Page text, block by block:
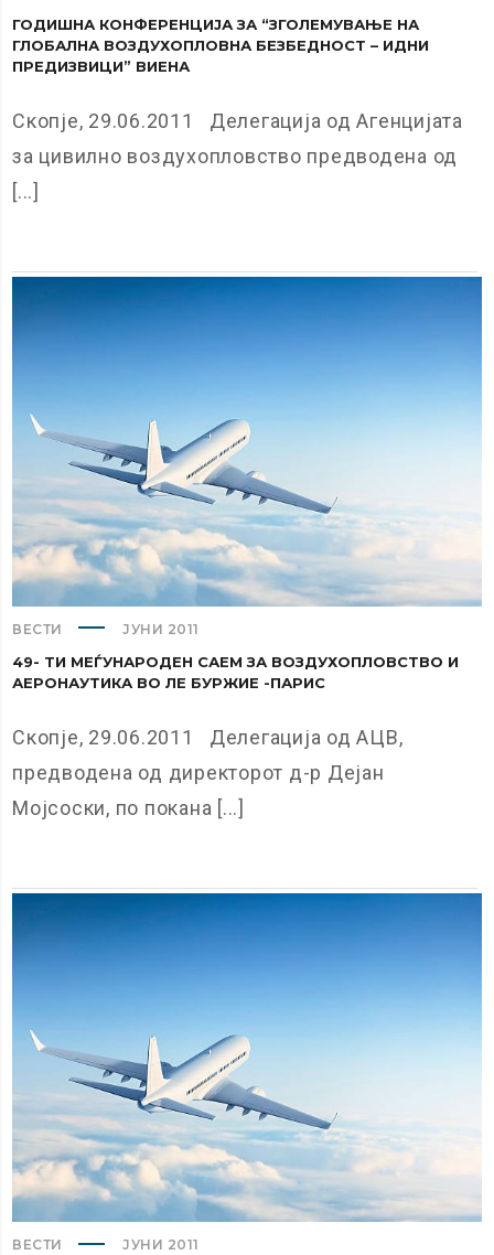
ГОДИШНА КОНФЕРЕНЦИЈА ЗА “ЗГОЛЕМУВАЊЕ НА
ГЛОБАЛНА ВОЗДУХОПЛОВНА БЕЗБЕДНОСТ – ИДНИ
ПРЕДИЗВИЦИ” ВИЕНА
Скопје, 29.06.2011 Делегација од Агенцијата
за цивилно воздухопловство предводена од
[...]
ВЕСТИ ЈУНИ 2011
49- ТИ МЕЃУНАРОДЕН САЕМ ЗА ВОЗДУХОПЛОВСТВО И
АЕРОНАУТИКА ВО ЛЕ БУРЖИЕ -ПАРИС
Скопје, 29.06.2011 Делегација од АЦВ,
предводена од директорот д-р Дејан
Мојсоски, по покана [...]
ВЕСТИ ЈУНИ 2011